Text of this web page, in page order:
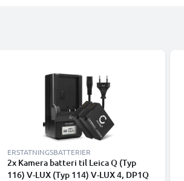
ERSTATNINGSBATTERIER
2x Kamera batteri til Leica Q (Typ
116) V-LUX (Typ 114) V-LUX 4, DP1Q